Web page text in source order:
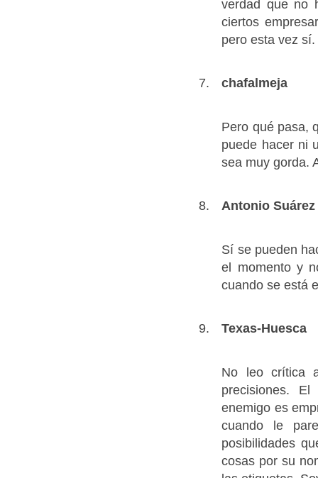
verdad que no
ciertos
pero esta vez sí.
chafalmeja
Pero qué pasa,
puede hacer ni
sea muy gorda.
Antonio Suárez
Sí se pueden
el momento y
cuando se está
Texas-Huesca
No leo crítica
precisiones.
enemigo es
cuando le
posibilidades
cosas por su